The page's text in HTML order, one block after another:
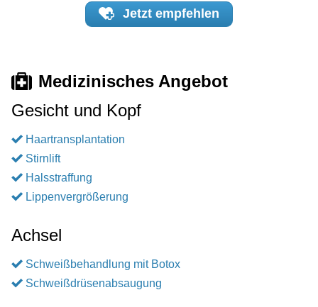
Jetzt empfehlen
Medizinisches Angebot
Gesicht und Kopf
Haartransplantation
Stirnlift
Halsstraffung
Lippenvergrößerung
Achsel
Schweißbehandlung mit Botox
Schweißdrüsenabsaugung